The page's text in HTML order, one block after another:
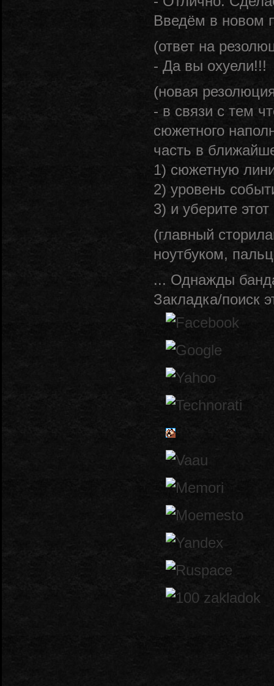
Введём в новом
(ответ на
- Да вы охуели!!!
(новая
- в связи с тем
сюжетного
часть в
1) сюжетную
2) уровень
3) и уберите
(главный
ноутбуком,
... Однажды
Закладка/поиск